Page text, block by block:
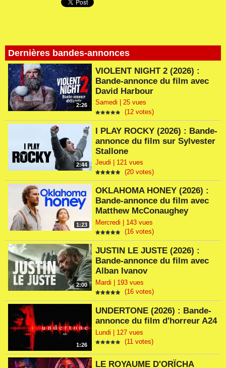
Dernières bandes-annonces
2:26
VIOLENT NIGHT 2 (2026) :
Bande-annonce du film avec
David Harbour
Samedi | 25 vues
(12 votes)
2:44
I PLAY ROCKY (2026) : Bande-
annonce du film sur Sylvester
Stallone
Jeudi | 121 vues
(20 votes)
1:23
OKLAHOMA HONEY (2026) :
Bande-annonce du film avec
Matthew McConaughey
Mercredi | 143 vues
(16 votes)
2:00
JUSTIN LE JUSTE (2026) :
Bande-annonce du film avec
Alban Ivanov
Mardi | 193 vues
(16 votes)
1:26
UNDERTONE (2026) : Bande-
annonce du film d'horreur A24
Lundi | 127 vues
(11 votes)
LE ROYAUME D'ORÏCHA